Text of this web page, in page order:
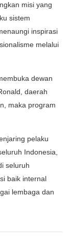
misi yang
sistem
inspirasi
melalui
dewan
daerah
maka program
pelaku
Indonesia,
seluruh
baik internal
lembaga dan